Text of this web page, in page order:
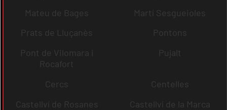
Mateu de Bages
Martí Sesgueioles
Prats de Lluçanès
Pontons
Pont de Vilomara i
Rocafort
Pujalt
Cercs
Centelles
Castellví de Rosanes
Castellví de la Marca